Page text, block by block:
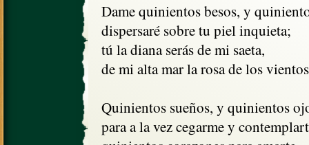
Dame quinientos besos, y
dispersaré sobre tu piel inquieta;
tú la diana serás de mi saeta,
de mi alta mar la rosa de los
Quinientos sueños, y quinientos
para a la vez cegarme y